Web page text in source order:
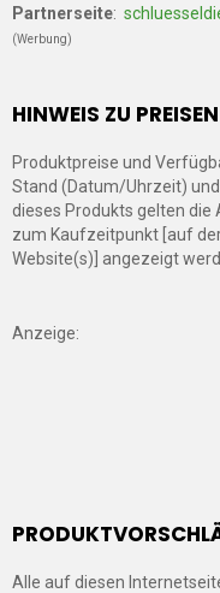
Partnerseite:
(Werbung)
HINWEIS ZU
Produktpreise und
Stand (Datum/Uhrzeit)
dieses Produkts gelten die
zum Kaufzeitpunkt [auf
Website(s)] angezeigt
Anzeige:
Alle auf diesen